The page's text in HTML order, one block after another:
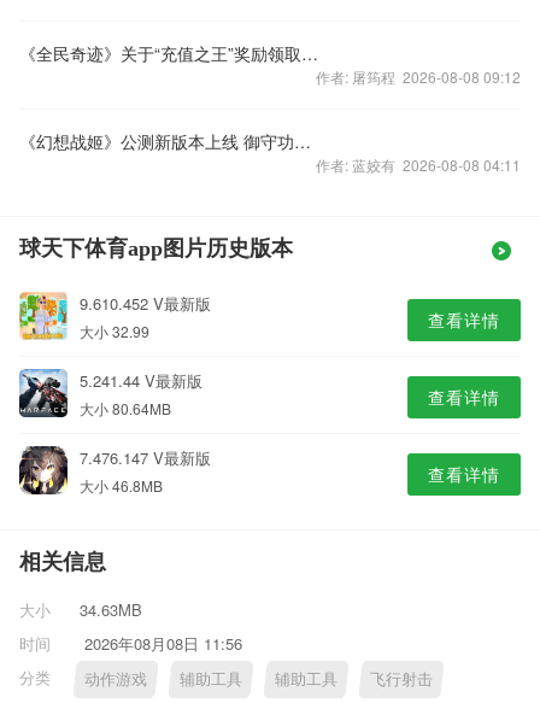
《全民奇迹》关于“充值之王”奖励领取异常公告
作者: 屠筠程 2026-08-08 09:12
《幻想战姬》公测新版本上线 御守功能揭秘
作者: 蓝姣有 2026-08-08 04:11
球天下体育app图片历史版本
9.610.452 V最新版
大小 32.99 查看详情
5.241.44 V最新版
大小 80.64MB 查看详情
7.476.147 V最新版
大小 46.8MB 查看详情
相关信息
大小
34.63MB
时间
2026年08月08日 11:56
分类
动作游戏 辅助工具 辅助工具 飞行射击